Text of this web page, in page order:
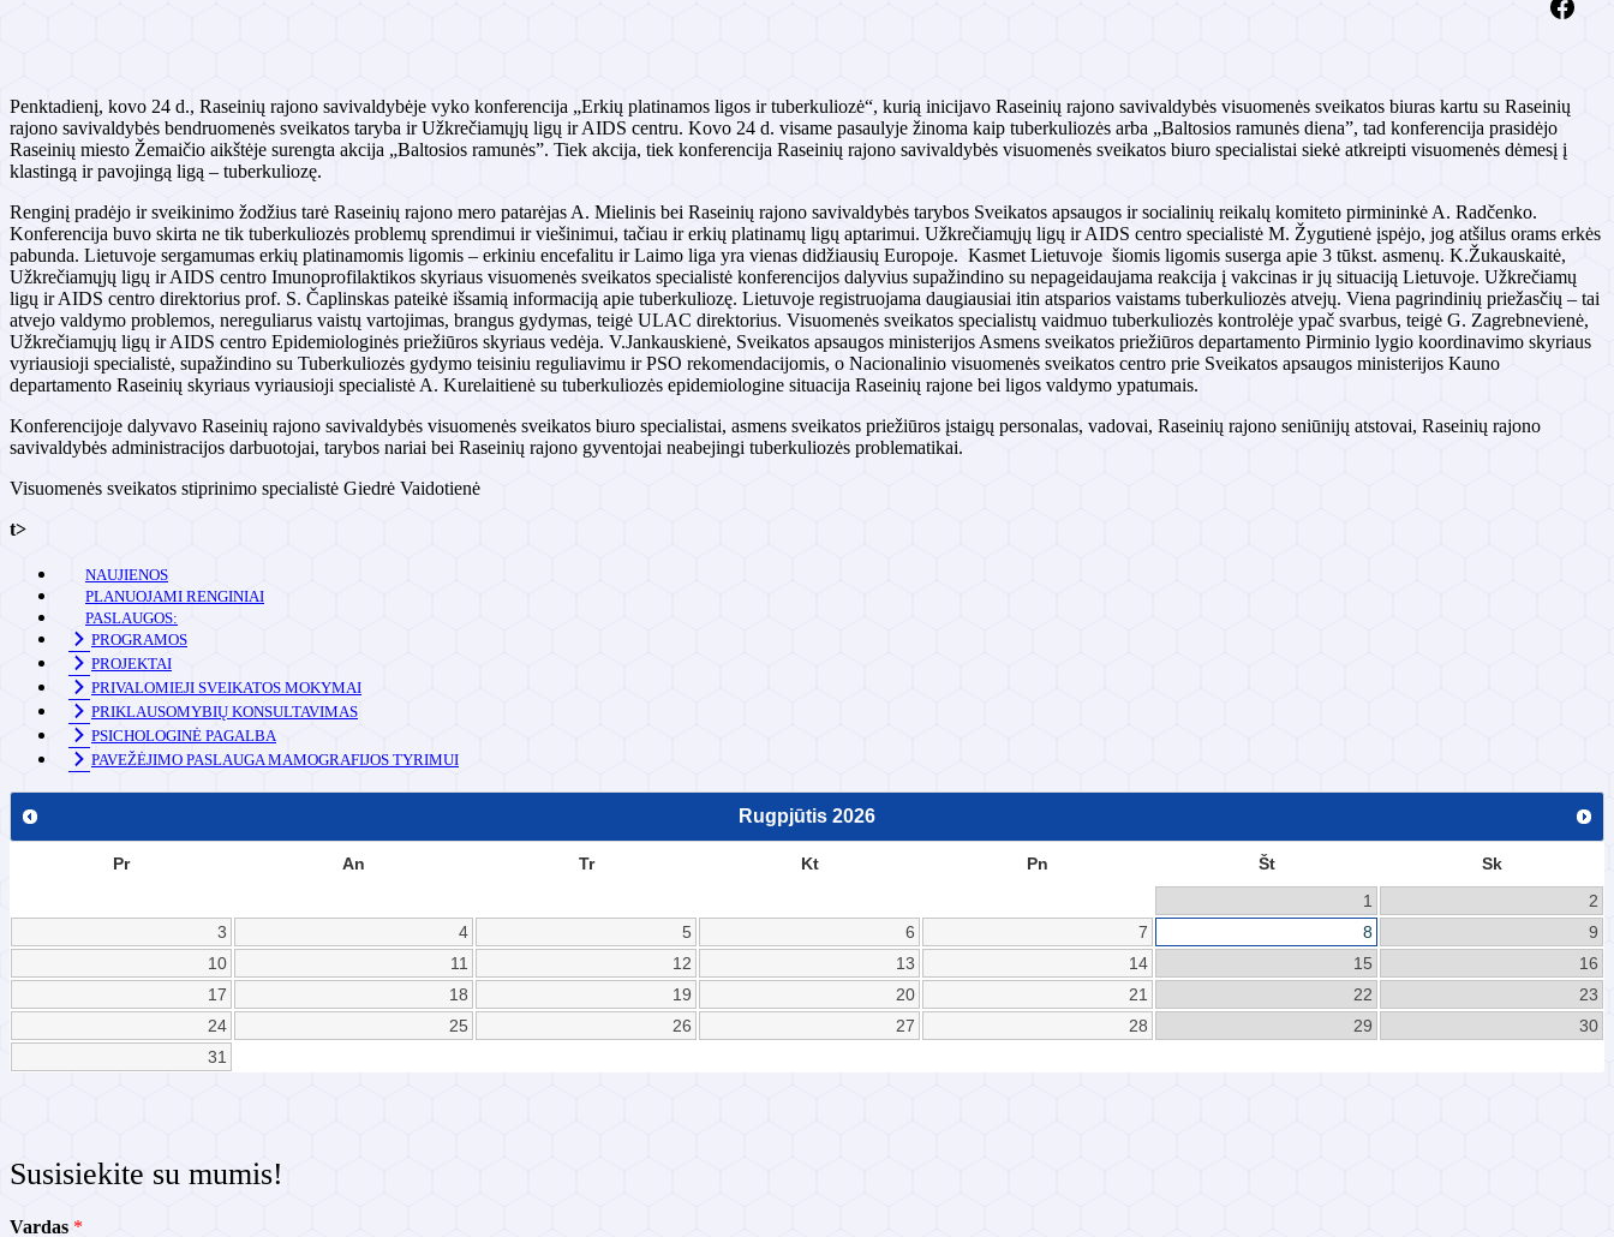
Penktadienį, kovo 24 d., Raseinių rajono savivaldybėje vyko konferencija „Erkių platinamos ligos ir tuberkuliozė“, kurią inicijavo Raseinių rajono savivaldybės visuomenės sveikatos biuras kartu su Raseinių
rajono savivaldybės bendruomenės sveikatos taryba ir Užkrečiamųjų ligų ir AIDS centru. Kovo 24 d. visame pasaulyje žinoma kaip tuberkuliozės arba „Baltosios ramunės diena”, tad konferencija prasidėjo
Raseinių miesto Žemaičio aikštėje surengta akcija „Baltosios ramunės”. Tiek akcija, tiek konferencija Raseinių rajono savivaldybės visuomenės sveikatos biuro specialistai siekė atkreipti visuomenės dėmesį į
klastingą ir pavojingą ligą – tuberkuliozę.
Renginį pradėjo ir sveikinimo žodžius tarė Raseinių rajono mero patarėjas A. Mielinis bei Raseinių rajono savivaldybės tarybos Sveikatos apsaugos ir socialinių reikalų komiteto pirmininkė A. Radčenko.
Konferencija buvo skirta ne tik tuberkuliozės problemų sprendimui ir viešinimui, tačiau ir erkių platinamų ligų aptarimui. Užkrečiamųjų ligų ir AIDS centro specialistė M. Žygutienė įspėjo, jog atšilus orams erkės
pabunda. Lietuvoje sergamumas erkių platinamomis ligomis – erkiniu encefalitu ir Laimo liga yra vienas didžiausių Europoje. Kasmet Lietuvoje šiomis ligomis suserga apie 3 tūkst. asmenų. K.Žukauskaitė,
Užkrečiamųjų ligų ir AIDS centro Imunoprofilaktikos skyriaus visuomenės sveikatos specialistė konferencijos dalyvius supažindino su nepageidaujama reakcija į vakcinas ir jų situaciją Lietuvoje. Užkrečiamų
ligų ir AIDS centro direktorius prof. S. Čaplinskas pateikė išsamią informaciją apie tuberkuliozę. Lietuvoje registruojama daugiausiai itin atsparios vaistams tuberkuliozės atvejų. Viena pagrindinių priežasčių – tai
atvejo valdymo problemos, nereguliarus vaistų vartojimas, brangus gydymas, teigė ULAC direktorius. Visuomenės sveikatos specialistų vaidmuo tuberkuliozės kontrolėje ypač svarbus, teigė G. Zagrebnevienė,
Užkrečiamųjų ligų ir AIDS centro Epidemiologinės priežiūros skyriaus vedėja. V.Jankauskienė, Sveikatos apsaugos ministerijos Asmens sveikatos priežiūros departamento Pirminio lygio koordinavimo skyriaus
vyriausioji specialistė, supažindino su Tuberkuliozės gydymo teisiniu reguliavimu ir PSO rekomendacijomis, o Nacionalinio visuomenės sveikatos centro prie Sveikatos apsaugos ministerijos Kauno
departamento Raseinių skyriaus vyriausioji specialistė A. Kurelaitienė su tuberkuliozės epidemiologine situacija Raseinių rajone bei ligos valdymo ypatumais.
Konferencijoje dalyvavo Raseinių rajono savivaldybės visuomenės sveikatos biuro specialistai, asmens sveikatos priežiūros įstaigų personalas, vadovai, Raseinių rajono seniūnijų atstovai, Raseinių rajono
savivaldybės administracijos darbuotojai, tarybos nariai bei Raseinių rajono gyventojai neabejingi tuberkuliozės problematikai.
Visuomenės sveikatos stiprinimo specialistė Giedrė Vaidotienė
t>
NAUJIENOS
PLANUOJAMI RENGINIAI
PASLAUGOS:
PROGRAMOS
PROJEKTAI
PRIVALOMIEJI SVEIKATOS MOKYMAI
PRIKLAUSOMYBIŲ KONSULTAVIMAS
PSICHOLOGINĖ PAGALBA
PAVEŽĖJIMO PASLAUGA MAMOGRAFIJOS TYRIMUI
Rugpjūtis 2026
Pr An Tr Kt Pn Št
Sk
1
2
3
4 5 6 7 8
9
10
11 12 13 14 15
16
17
18 19 20 21 22
23
24
25 26 27 28 29
30
31
Susisiekite su mumis!
V
Vardas *